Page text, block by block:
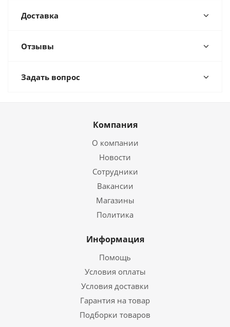
Доставка
Отзывы
Задать вопрос
Компания
О компании
Новости
Сотрудники
Вакансии
Магазины
Политика
Информация
Помощь
Условия оплаты
Условия доставки
Гарантия на товар
Подборки товаров